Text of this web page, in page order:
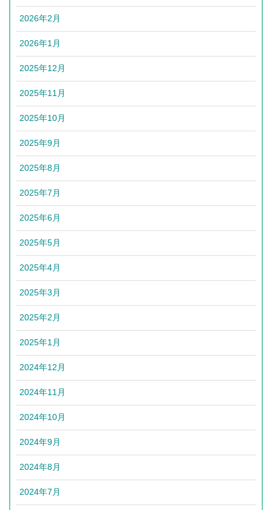
2026年2月
2026年1月
2025年12月
2025年11月
2025年10月
2025年9月
2025年8月
2025年7月
2025年6月
2025年5月
2025年4月
2025年3月
2025年2月
2025年1月
2024年12月
2024年11月
2024年10月
2024年9月
2024年8月
2024年7月